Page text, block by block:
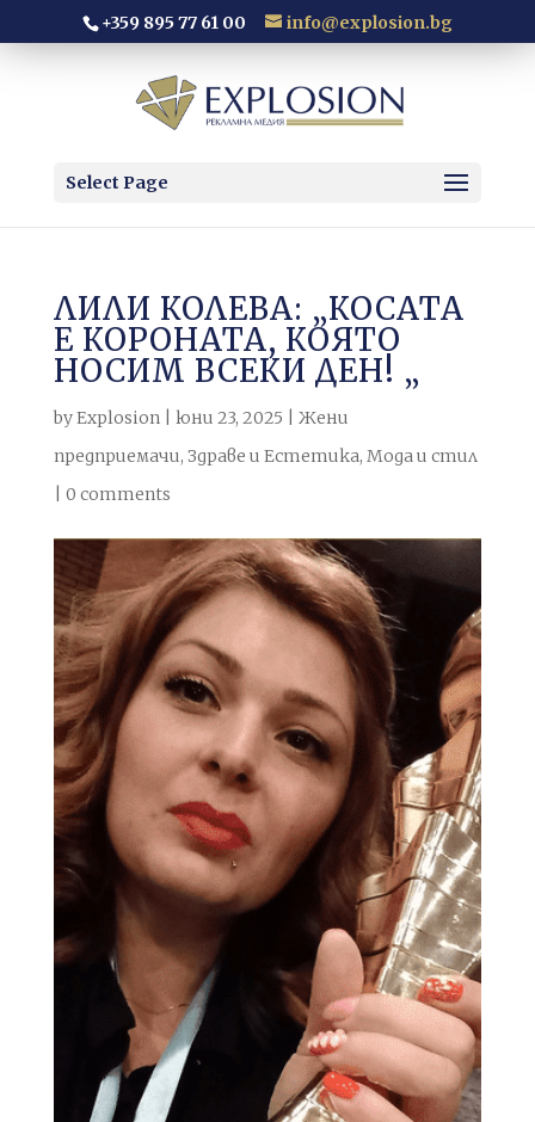
+359 895 77 61 00 info@explosion.bg
Select Page
ЛИЛИ КОЛЕВА: „КОСАТА
Е КОРОНАТА, КОЯТО
НОСИМ ВСЕКИ ДЕН! „
byExplosion| юни 23, 2025
Жени
предприемачи, Здраве и Естетика, Мода и стил
0 comments